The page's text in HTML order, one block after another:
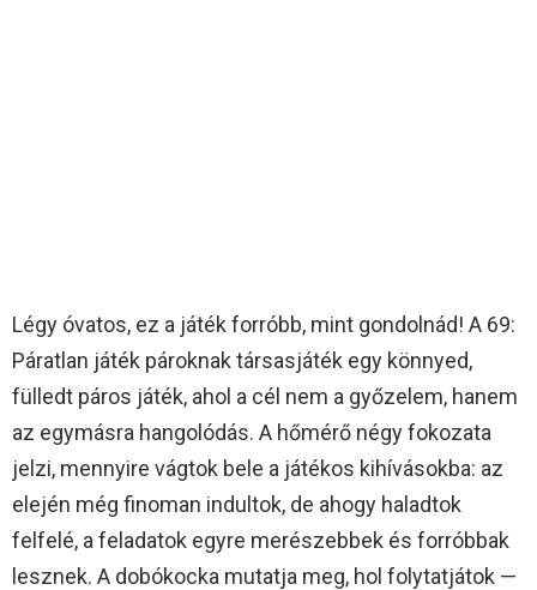
Légy óvatos, ez a játék forróbb, mint gondolnád! A 69:
Páratlan játék pároknak társasjáték egy könnyed,
fülledt páros játék, ahol a cél nem a győzelem, hanem
az egymásra hangolódás. A hőmérő négy fokozata
jelzi, mennyire vágtok bele a játékos kihívásokba: az
elején még finoman indultok, de ahogy haladtok
felfelé, a feladatok egyre merészebbek és forróbbak
lesznek. A dobókocka mutatja meg, hol folytatjátok —